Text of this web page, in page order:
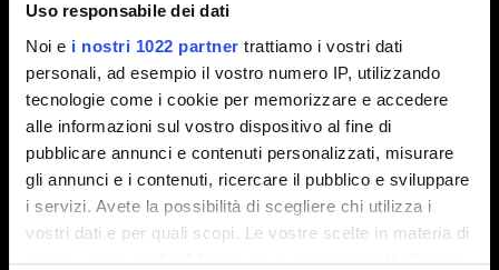
Uso responsabile dei dati
Noi e i nostri 1022 partner trattiamo i vostri dati
personali, ad esempio il vostro numero IP, utilizzando
tecnologie come i cookie per memorizzare e accedere
alle informazioni sul vostro dispositivo al fine di
pubblicare annunci e contenuti personalizzati, misurare
gli annunci e i contenuti, ricercare il pubblico e sviluppare
i servizi. Avete la possibilità di scegliere chi utilizza i
vostri dati e per quali scopi. Le vostre scelte in materia di
privacy sono applicabili solo su questa proprietà digitale
0/20
Aggiungi file
Puoi allegare un file al tuo rapporto (ad esempio, una
schermata per evidenziare un problema grafico).
Limite: 12 MB